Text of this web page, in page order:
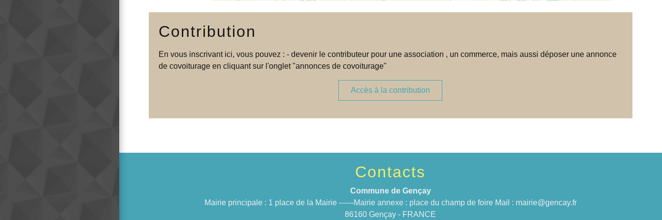
Contribution
En vous inscrivant ici, vous pouvez : - devenir le contributeur pour une association , un commerce, mais aussi déposer une annonce
de covoiturage en cliquant sur l'onglet "annonces de covoiturage"
Accès à la contribution
Contacts
Commune de Gençay
Mairie principale : 1 place de la Mairie ------Mairie annexe : place du champ de foire Mail : mairie@gencay.fr
86160 Gençay - FRANCE